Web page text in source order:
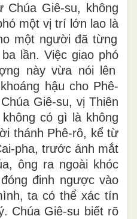
Chúa Giê-su, không
ó một vị trí lớn lao là
một ngườiđã từng
lần. Việc giao phó
ng này vừa nói lên
áng hậu cho Phê-
úa Giê-su, vị Thiên
không cógì làkhông
i thánh Phê-rô, kểtừ
pha, trước ánh mắt
a, ông ra ngoài khóc
đóngđinh ngược vào
ình, ta có thể xác tín
Chúa Giê-su biết rõ